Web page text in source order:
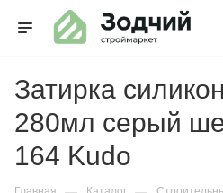
Затирка
280мл серый
164 Kudo